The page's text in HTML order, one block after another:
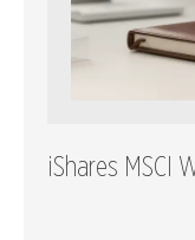
iShares MSCI